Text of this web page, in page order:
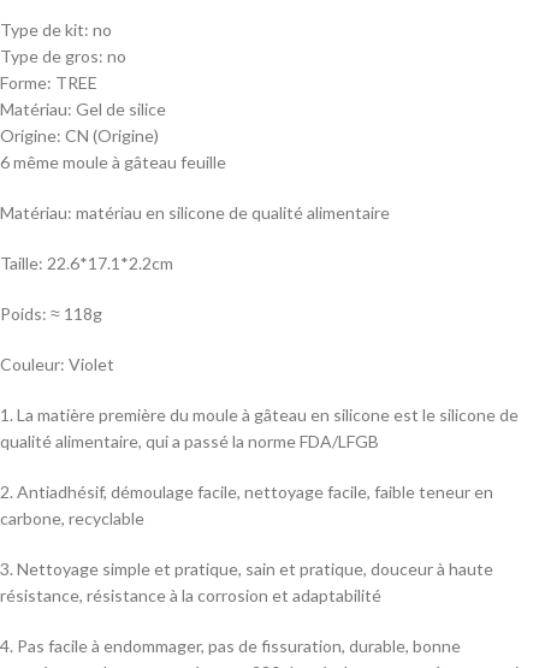
Type de kit: no
Type de gros: no
Forme: TREE
Matériau: Gel de silice
Origine: CN (Origine)
6 même moule à gâteau feuille
Matériau: matériau en silicone de qualité alimentaire
Taille: 22.6*17.1*2.2cm
Poids: ≈ 118g
Couleur: Violet
1. La matière première du moule à gâteau en silicone est le silicone de
qualité alimentaire, qui a passé la norme FDA/LFGB
2. Antiadhésif, démoulage facile, nettoyage facile, faible teneur en
carbone, recyclable
3. Nettoyage simple et pratique, sain et pratique, douceur à haute
résistance, résistance à la corrosion et adaptabilité
4. Pas facile à endommager, pas de fissuration, durable, bonne